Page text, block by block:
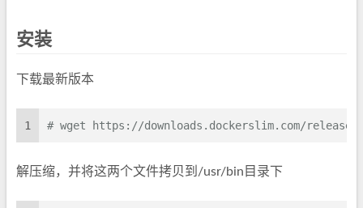
安装
下载最新版本
1 # wget https://downloads.dockerslim.com/
解压缩，并将这两个文件拷贝到/usr/bin目录下